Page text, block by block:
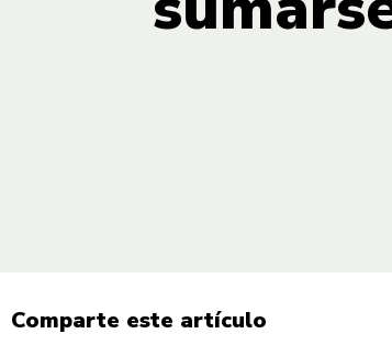
Comparte este artículo